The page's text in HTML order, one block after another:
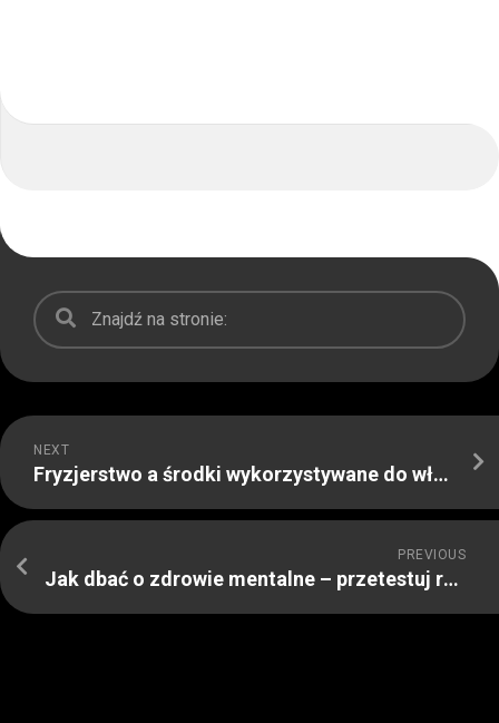
NEXT
Fryzjerstwo a środki wykorzystywane do włosów – jak kolorować włosy?
PREVIOUS
Jak dbać o zdrowie mentalne – przetestuj rady psychologa